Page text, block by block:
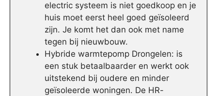
electric systeem is niet goedkoop en je
huis moet eerst heel goed geïsoleerd
zijn. Je komt het dan ook met name
tegen bij nieuwbouw.
Hybride warmtepomp Drongelen: is
een stuk betaalbaarder en werkt ook
uitstekend bij oudere en minder
geïsoleerde woningen. De HR-